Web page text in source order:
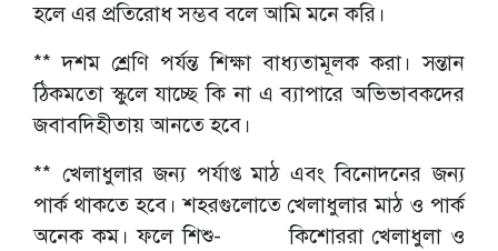
হলে এর প্রতিরোধ সম্ভব বলে আমি মনে করি।
** দশম শ্রেণি পর্যন্ত শিক্ষা বাধ্যতামূলক করা। সন্তান
ঠিকমতো স্কুলে যাচ্ছে কি না এ ব্যাপারে অভিভাবকদের
জবাবদিহীতায় আনতে হবে।
** খেলাধুলার জন্য পর্যাপ্ত মাঠ এবং বিনোদনের জন্য
পার্ক থাকতে হবে। শহরগুলোতে খেলাধুলার মাঠ ও পার্ক
অনেক কম। ফলে শিশু- কিশোররা খেলাধুলা ও